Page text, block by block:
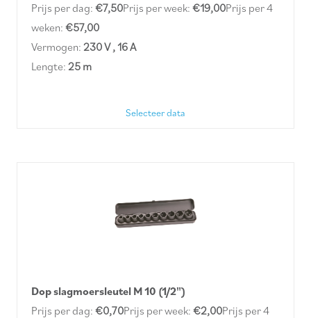
Prijs per dag: €7,50Prijs per week: €19,00Prijs per 4
weken: €57,00
Vermogen: 230 V , 16 A
Lengte: 25 m
Selecteer data
Dop slagmoersleutel M 10 (1/2")
Prijs per dag: €0,70Prijs per week: €2,00Prijs per 4